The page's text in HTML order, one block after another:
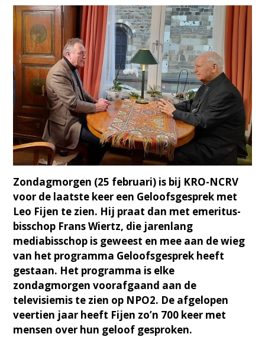
Zondagmorgen (25 februari) is bij KRO-NCRV
voor de laatste keer een Geloofsgesprek met
Leo Fijen te zien. Hij praat dan met emeritus-
bisschop Frans Wiertz, die jarenlang
mediabisschop is geweest en mee aan de wieg
van het programma Geloofsgesprek heeft
gestaan. Het programma is elke
zondagmorgen voorafgaand aan de
televisiemis te zien op NPO2. De afgelopen
veertien jaar heeft Fijen zo’n 700 keer met
mensen over hun geloof gesproken.